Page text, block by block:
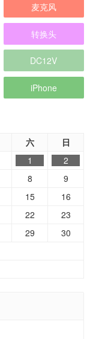
麦克风
转换头
DC12V
iPhone
六 日
1
2
8
9
15
16
22
23
29
30